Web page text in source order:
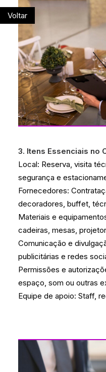
3. Itens Essenciais no
Local: Reserva, visita
segurança e
Fornecedores:
decoradores, buffet,
Materiais e
cadeiras, mesas,
Comunicação e
publicitárias e redes
Permissões e
espaço, som ou outras
Equipe de apoio: Staff,
Voltar